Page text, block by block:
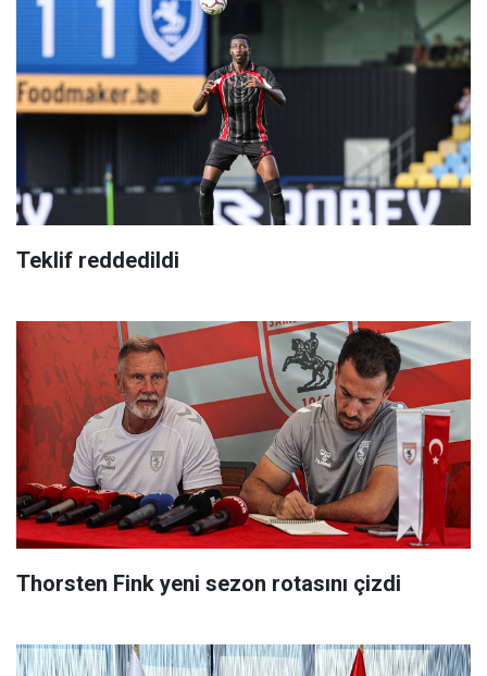
Teklif reddedildi
Thorsten Fink yeni sezon rotasını çizdi